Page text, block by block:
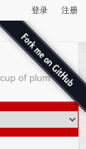
登录 注册
of plum wine